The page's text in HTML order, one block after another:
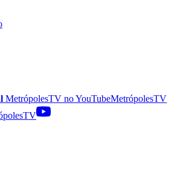
MetrópolesTV noYouTubeMetrópolesTV